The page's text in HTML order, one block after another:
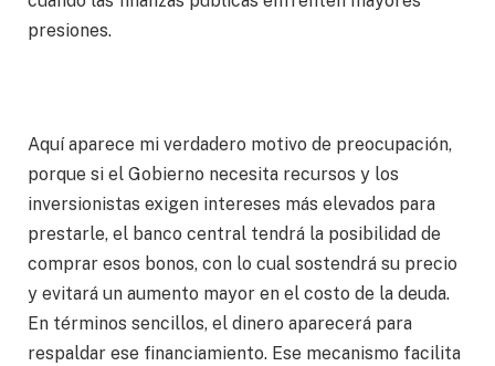
presiones.
Aquí aparece mi verdadero motivo de preocupación,
porque si el Gobierno necesita recursos y los
inversionistas exigen intereses más elevados para
prestarle, el banco central tendrá la posibilidad de
comprar esos bonos, con lo cual sostendrá su precio
y evitará un aumento mayor en el costo de la deuda.
En términos sencillos, el dinero aparecerá para
respaldar ese financiamiento. Ese mecanismo facilita